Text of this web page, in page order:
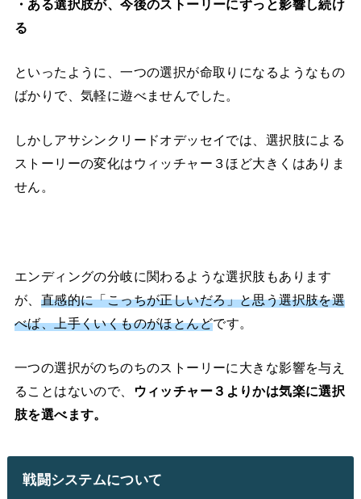
・ある選択肢が、今後のストーリーにずっと影響し続け
る
といったように、一つの選択が命取りになるようなもの
ばかりで、気軽に遊べませんでした。
しかしアサシンクリードオデッセイでは、選択肢による
ストーリーの変化はウィッチャー３ほど大きくはありま
せん。
エンディングの分岐に関わるような選択肢もあります
が、 直感的に「こっちが正しいだろ」と思う選択肢を選
べば、上手くいくものがほとんどです。
一つの選択がのちのちのストーリーに大きな影響を与え
ることはないので、
ウィッチャー３よりかは気楽に選択
肢を選べます。
戦闘システムについて